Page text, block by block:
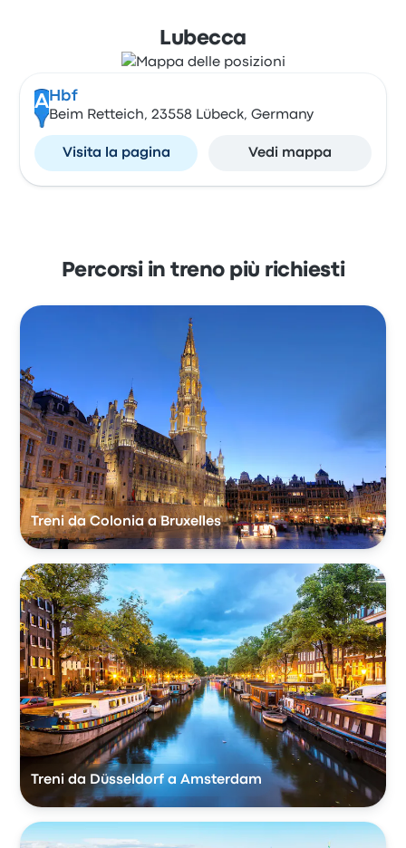
Lubecca
A Hbf
Beim Retteich, 23558 Lübeck, Germany
Visita la pagina Vedi mappa
Percorsi in treno più richiesti
Treni da Colonia a Bruxelles
Treni da Düsseldorf a Amsterdam